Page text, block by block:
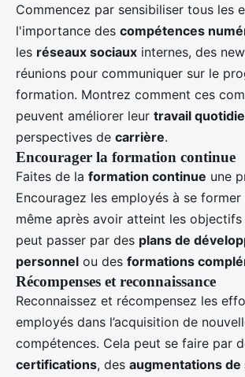
Commencez par sensibiliser tous les
l'importance des compétences
les réseaux sociaux internes, des
réunions pour communiquer sur le
formation. Montrez comment ces
peuvent améliorer leur travail
perspectives de carrière.
Encourager la formation continue
Faites de la formation continue une
Encouragez les employés à se former
même après avoir atteint les objectifs
peut passer par des plans de
personnel ou des formations
Récompenses et reconnaissance
Reconnaissez et récompensez les
employés dans l’acquisition de
compétences. Cela peut se faire par
certifications, des augmentations de